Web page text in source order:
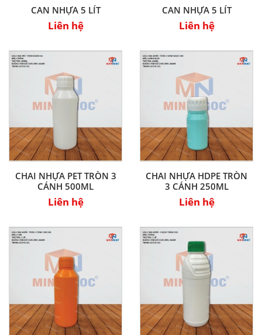
CAN NHỰA 5 LÍT
Liên hệ
CAN NHỰA 5 LÍT
Liên hệ
CHAI NHỰA PET TRÒN 3
CÁNH 500ML
Liên hệ
CHAI NHỰA HDPE TRÒN
3 CÁNH 250ML
Liên hệ